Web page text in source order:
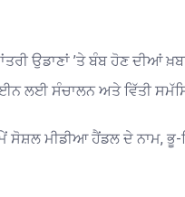
ਉਡਾਣਾਂ ’ਤੇ ਬੰਬ ਹੋਣ
ਲਈ ਸੰਚਾਲਨ ਅਤੇ ਵਿੱਤੀ
ਸੋਸ਼ਲ ਮੀਡੀਆ ਹੈਂਡਲ ਦੇ ਨਾਮ,